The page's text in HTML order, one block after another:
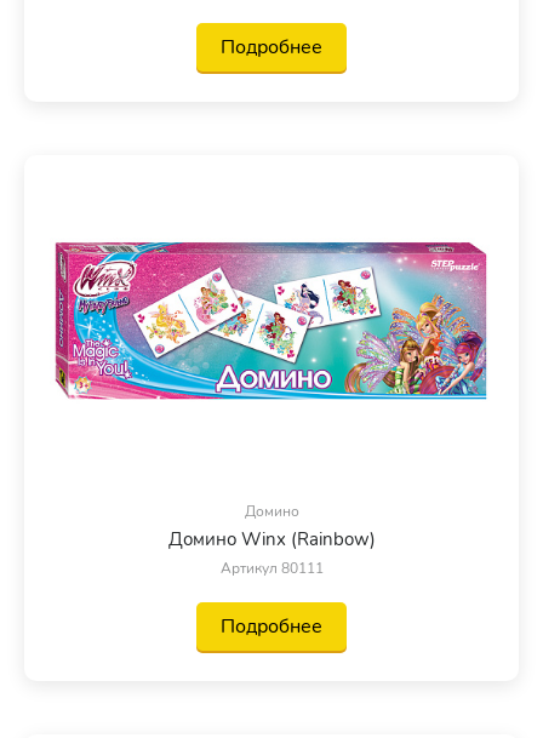
Подробнее
Домино
Домино Winx (Rainbow)
Артикул 80111
Подробнее